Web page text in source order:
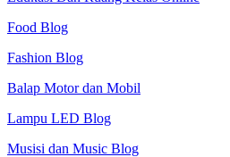
Food Blog
Fashion Blog
Balap Motor dan Mobil
Lampu LED Blog
Musisi dan Music Blog